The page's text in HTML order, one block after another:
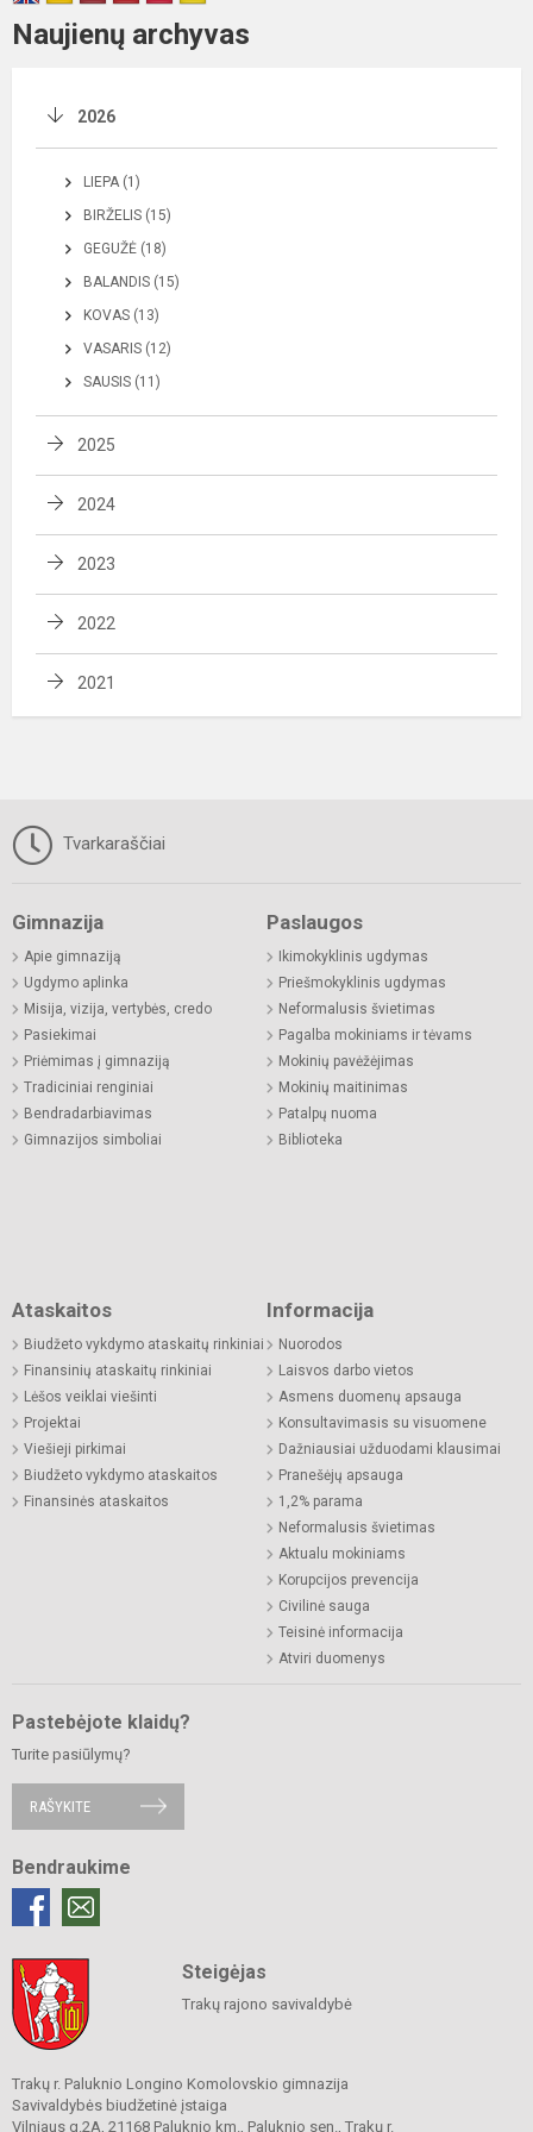
Naujienų archyvas
2026
LIEPA (1)
BIRŽELIS (15)
GEGUŽĖ (18)
BALANDIS (15)
KOVAS (13)
VASARIS (12)
SAUSIS (11)
2025
2024
2023
2022
2021
Tvarkaraščiai
Gimnazija
Apie gimnaziją
Ugdymo aplinka
Misija, vizija, vertybės, credo
Pasiekimai
Priėmimas į gimnaziją
Tradiciniai renginiai
Bendradarbiavimas
Gimnazijos simboliai
Paslaugos
Ikimokyklinis ugdymas
Priešmokyklinis ugdymas
Neformalusis švietimas
Pagalba mokiniams ir tėvams
Mokinių pavėžėjimas
Mokinių maitinimas
Patalpų nuoma
Biblioteka
Ataskaitos
Biudžeto vykdymo ataskaitų rinkiniai
Finansinių ataskaitų rinkiniai
Lėšos veiklai viešinti
Projektai
Viešieji pirkimai
Biudžeto vykdymo ataskaitos
Finansinės ataskaitos
Informacija
Nuorodos
Laisvos darbo vietos
Asmens duomenų apsauga
Konsultavimasis su visuomene
Dažniausiai užduodami klausimai
Pranešėjų apsauga
1,2% parama
Neformalusis švietimas
Aktualu mokiniams
Korupcijos prevencija
Civilinė sauga
Teisinė informacija
Atviri duomenys
Pastebėjote klaidų?
Turite pasiūlymų?
RAŠYKITE
Bendraukime
Steigėjas
Trakų rajono savivaldybė
Trakų r. Paluknio Longino Komolovskio gimnazija
Savivaldybės biudžetinė įstaiga
Vilniaus g.2A, 21168 Paluknio km., Paluknio sen., Trakų r.